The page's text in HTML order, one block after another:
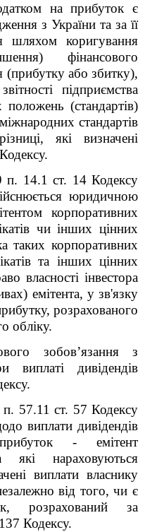
на прибуток є
з України та за її
шляхом коригування
фінансового
(прибутку або збитку),
підприємства
положень (стандартів)
стандартів
які визначені
п. 14.1 ст. 14 Кодексу
юридичною
корпоративних
чи інших цінних
таких корпоративних
та інших цінних
власності інвестора
емітента, у зв'язку
розрахованого
обліку.
зобов’язання з
дивідендів
п. 57.11 ст. 57 Кодексу
виплати дивідендів
- емітент
нараховуються
виплати власнику
від того, чи є
розрахований за
Кодексу.